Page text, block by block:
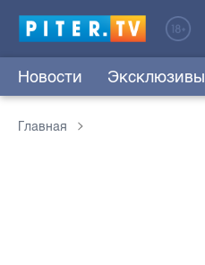
Новости Эксклюзивы
Главная